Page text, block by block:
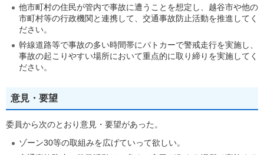
他市町村の住民が管内で事故に遭うことを想定し、越谷市や他の
市町村等の行政機関と連携して、交通事故防止活動を推進してく
ださい。
幹線道路等で事故の多い時間帯にパトカーで警戒走行を実施し、
事故の起こりやすい場所において重点的に取り締りを実施してく
ださい。
意見・要望
委員から次のとおり意見・要望があった。
ゾーン30等の取組みを広げていって欲しい。